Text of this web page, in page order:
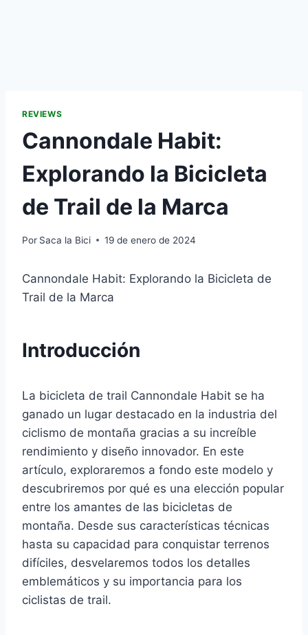
REVIEWS
Cannondale Habit:
Explorando la Bicicleta
de Trail de la Marca
Por Saca la Bici 19 de enero de 2024
Cannondale Habit: Explorando la Bicicleta de
Trail de la Marca
Introducción
La bicicleta de trail Cannondale Habit se ha
ganado un lugar destacado en la industria del
ciclismo de montaña gracias a su increíble
rendimiento y diseño innovador. En este
artículo, exploraremos a fondo este modelo y
descubriremos por qué es una elección popular
entre los amantes de las bicicletas de
montaña. Desde sus características técnicas
hasta su capacidad para conquistar terrenos
difíciles, desvelaremos todos los detalles
emblemáticos y su importancia para los
ciclistas de trail.